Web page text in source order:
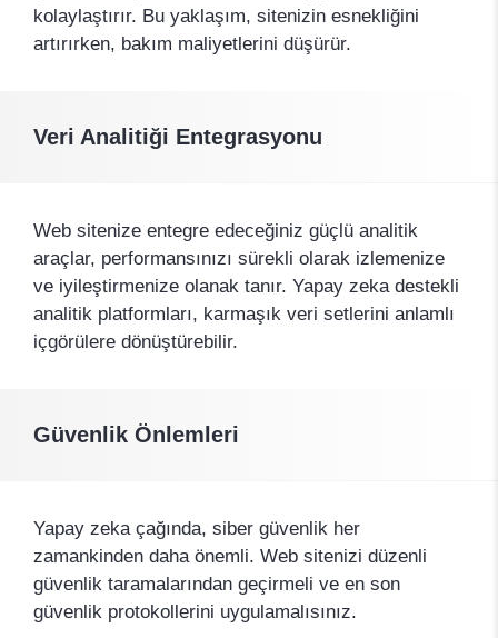
kolaylaştırır. Bu yaklaşım, sitenizin esnekliğini
artırırken, bakım maliyetlerini düşürür.
Veri Analitiği Entegrasyonu
Web sitenize entegre edeceğiniz güçlü analitik
araçlar, performansınızı sürekli olarak izlemenize
ve iyileştirmenize olanak tanır. Yapay zeka destekli
analitik platformları, karmaşık veri setlerini anlamlı
içgörülere dönüştürebilir.
Güvenlik Önlemleri
Yapay zeka çağında, siber güvenlik her
zamankinden daha önemli. Web sitenizi düzenli
güvenlik taramalarından geçirmeli ve en son
güvenlik protokollerini uygulamalısınız.